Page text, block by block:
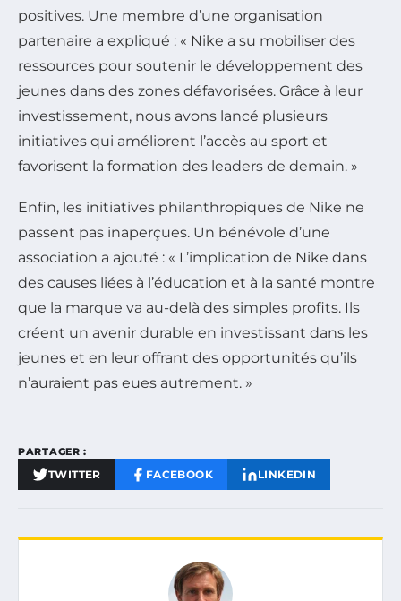
positives. Une membre d’une organisation
partenaire a expliqué : « Nike a su mobiliser des
ressources pour soutenir le développement des
jeunes dans des zones défavorisées. Grâce à leur
investissement, nous avons lancé plusieurs
initiatives qui améliorent l’accès au sport et
favorisent la formation des leaders de demain. »
Enfin, les initiatives philanthropiques de Nike ne
passent pas inaperçues. Un bénévole d’une
association a ajouté : « L’implication de Nike dans
des causes liées à l’éducation et à la santé montre
que la marque va au-delà des simples profits. Ils
créent un avenir durable en investissant dans les
jeunes et en leur offrant des opportunités qu’ils
n’auraient pas eues autrement. »
PARTAGER :
TWITTER FACEBOOK LINKEDIN